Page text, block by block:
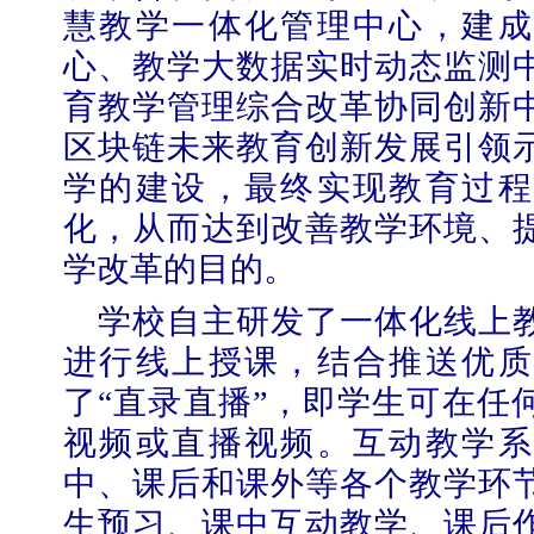
慧教学一体化管理中心，建
心、教学大数据实时动态监测
育教学管理综合改革协同创新
区块链未来教育创新发展引领
学的建设，最终实现教育过
化，从而达到改善教学环境、
学改革的目的。
学校自主研发了一体化线上
进行线上授课，结合推送优
了“直录直播”，即学生可在任
视频或直播视频。互动教学
中、课后和课外等各个教学环
生预习、课中互动教学、课后